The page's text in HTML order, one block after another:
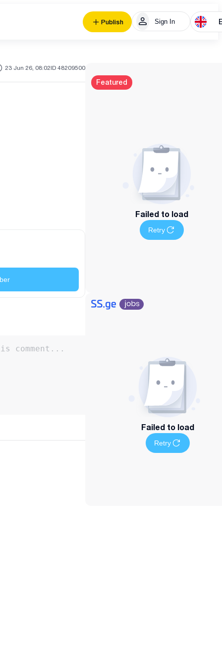
Publish Sign In
23 Jun 26, 08:02ID 48209500
Featured
Failed to load
Retry
Failed to load
Retry